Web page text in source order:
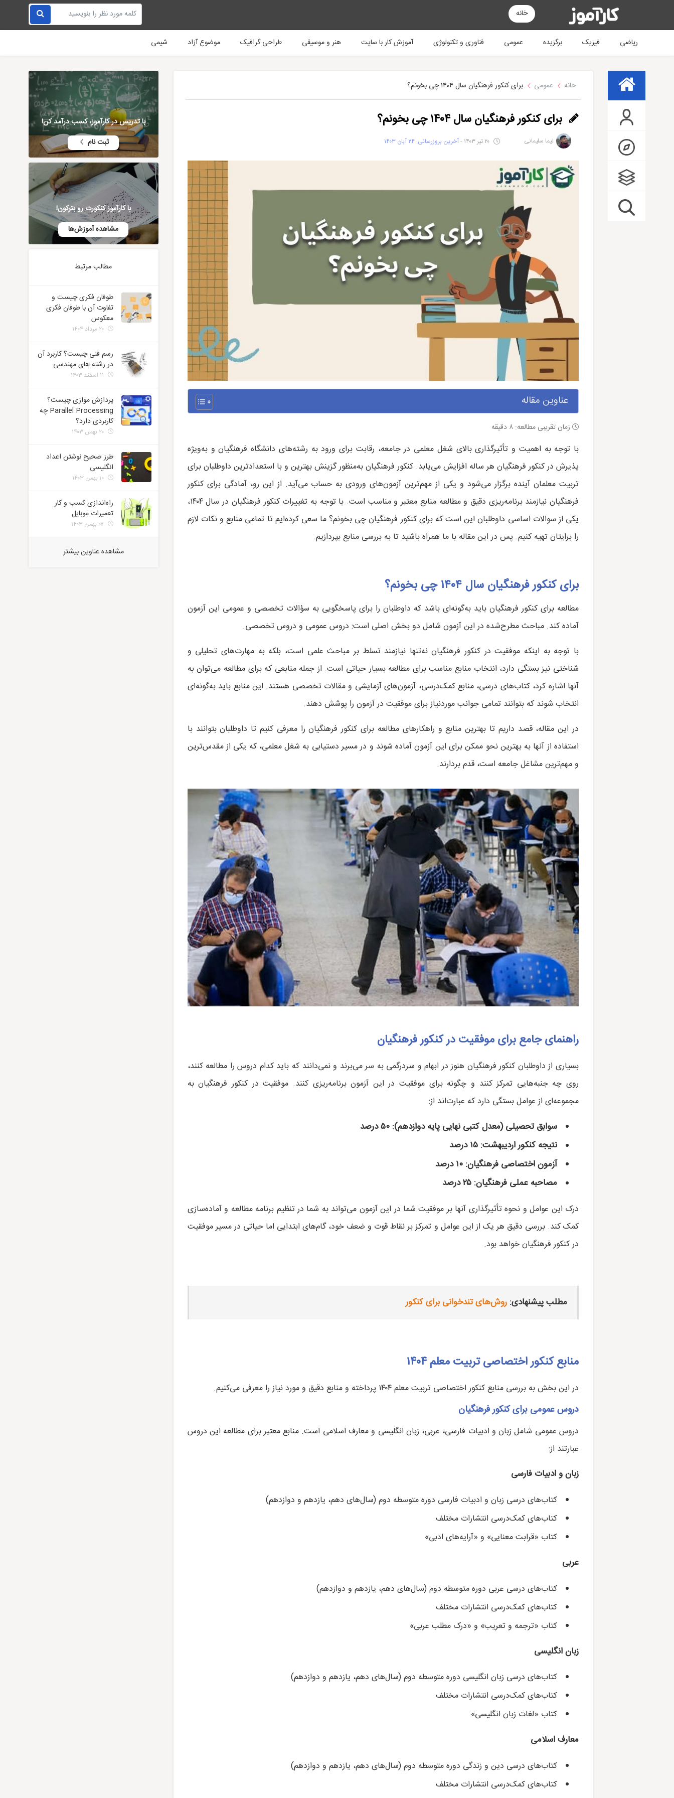
خانه
ریاضی فیزیک برگزیده عمومی فناوری و تکنولوژی آموزش کار با سایت هنر و موسیقی طراحی گرافیک موضوع آزاد شیمی
خانه عمومی برای کنکور فرهنگیان سال ۱۴۰۴ چی بخونم؟
برای کنکور فرهنگیان سال ۱۴۰۴ چی بخونم؟
نیما سلیمانی - آخرین بروزرسانی: ۲۴ آبان ۱۴۰۳
عناوین مقاله
زمان تقریبی مطالعه: ۸ دقیقه
با توجه به اهمیت و تأثیرگذاری بالای شغل معلمی در جامعه، رقابت برای ورود به رشته‌های دانشگاه فرهنگیان و به‌ویژه
پذیرش در کنکور فرهنگیان هر ساله افزایش می‌یابد. کنکور فرهنگیان به‌منظور گزینش بهترین و با استعدادترین داوطلبان برای
تربیت معلمان آینده برگزار می‌شود و یکی از مهم‌ترین آزمون‌های ورودی به حساب می‌آید. از این رو، آمادگی برای کنکور
فرهنگیان نیازمند برنامه‌ریزی دقیق و مطالعه منابع معتبر و مناسب است.
با توجه به تغییرات کنکور فرهنگیان در سال ۱۴۰۴،
یکی از سوالات اساسی داوطلبان این است که برای کنکور فرهنگیان چی بخونم؟ ما سعی کرده‌ایم تا تمامی منابع و نکات لازم
را برایتان تهیه کنیم. پس در این مقاله با ما همراه باشید تا به بررسی منابع بپردازیم.
برای کنکور فرهنگیان سال ۱۴۰۴ چی بخونم؟
مطالعه برای کنکور فرهنگیان باید به‌گونه‌ای باشد که داوطلبان را برای پاسخگویی به سؤالات تخصصی و عمومی این آزمون
آماده کند. مباحث مطرح‌شده در این آزمون شامل دو بخش اصلی است: دروس عمومی و دروس تخصصی.
با توجه به اینکه موفقیت در کنکور فرهنگیان نه‌تنها نیازمند تسلط بر مباحث علمی است، بلکه به مهارت‌های تحلیلی و
شناختی نیز بستگی دارد، انتخاب منابع مناسب برای مطالعه بسیار حیاتی است. از جمله منابعی که برای مطالعه می‌توان به
آنها اشاره کرد، کتاب‌های درسی، منابع کمک‌درسی، آزمون‌های آزمایشی و مقالات تخصصی هستند. این منابع باید به‌گونه‌ای
انتخاب شوند که بتوانند تمامی جوانب موردنیاز برای موفقیت در آزمون را پوشش دهند.
در این مقاله، قصد داریم تا بهترین منابع و راهکارهای مطالعه برای کنکور فرهنگیان را معرفی کنیم تا داوطلبان بتوانند با
استفاده از آنها به بهترین نحو ممکن برای این آزمون آماده شوند و در مسیر دستیابی به شغل معلمی، که یکی از مقدس‌ترین
و مهم‌ترین مشاغل جامعه است، قدم بردارند.
راهنمای جامع برای موفقیت در کنکور فرهنگیان
بسیاری از داوطلبان کنکور فرهنگیان هنوز در ابهام و سردرگمی به سر می‌برند و نمی‌دانند که باید کدام دروس را مطالعه کنند،
روی چه جنبه‌هایی تمرکز کنند و چگونه برای موفقیت در این آزمون برنامه‌ریزی کنند. موفقیت در کنکور فرهنگیان به
مجموعه‌ای از عوامل بستگی دارد که عبارت‌اند از:
سوابق تحصیلی (معدل کتبی نهایی پایه دوازدهم): ۵۰ درصد
نتیجه کنکور اردیبهشت: ۱۵ درصد
آزمون اختصاصی فرهنگیان: ۱۰ درصد
مصاحبه عملی فرهنگیان: ۲۵ درصد
درک این عوامل و نحوه تأثیرگذاری آنها بر موفقیت شما در این آزمون می‌تواند به شما در تنظیم برنامه مطالعه و آماده‌سازی
کمک کند. بررسی دقیق هر یک از این عوامل و تمرکز بر نقاط قوت و ضعف خود، گام‌های ابتدایی اما حیاتی در مسیر موفقیت
در کنکور فرهنگیان خواهد بود.
مطلب پیشنهادی: روش‌های تندخوانی برای کنکور
منابع کنکور اختصاصی تربیت معلم ۱۴۰۴
در این بخش به بررسی منابع کنکور اختصاصی تربیت معلم ۱۴۰۴ پرداخته و منابع دقیق و مورد نیاز را معرفی می‌کنیم.
دروس عمومی برای کنکور فرهنگیان
دروس عمومی شامل زبان و ادبیات فارسی، عربی، زبان انگلیسی و معارف اسلامی است. منابع معتبر برای مطالعه این دروس
عبارتند از:
زبان و ادبیات فارسی
کتاب‌های درسی زبان و ادبیات فارسی دوره متوسطه دوم (سال‌های دهم، یازدهم و دوازدهم)
کتاب‌های کمک‌درسی انتشارات مختلف
کتاب «قرابت معنایی» و «آرایه‌های ادبی»
عربی
کتاب‌های درسی عربی دوره متوسطه دوم (سال‌های دهم، یازدهم و دوازدهم)
کتاب‌های کمک‌درسی انتشارات مختلف
کتاب «ترجمه و تعریب» و «درک مطلب عربی»
زبان انگلیسی
کتاب‌های درسی زبان انگلیسی دوره متوسطه دوم (سال‌های دهم، یازدهم و دوازدهم)
کتاب‌های کمک‌درسی انتشارات مختلف
کتاب «لغات زبان انگلیسی»
معارف اسلامی
کتاب‌های درسی دین و زندگی دوره متوسطه دوم (سال‌های دهم، یازدهم و دوازدهم)
کتاب‌های کمک‌درسی انتشارات مختلف
با تدریس در کارآموز، کسب درآمد کن!
ثبت نام
با کارآموز کنکورت رو بترکون!
مشاهده آموزش‌ها
مطالب مرتبط
طوفان فکری چیست و
تفاوت آن با طوفان فکری
معکوس
۲۰ مرداد ۱۴۰۴
رسم فنی چیست؟ کاربرد آن
در رشته های مهندسی
پردازش موازی چیست؟
Parallel Processing چه
کاربردی دارد؟
۲۰ بهمن ۱۴۰۳
طرز صحیح نوشتن اعداد
انگلیسی
۱۰ بهمن ۱۴۰۳
راه‌اندازی کسب و کار
تعمیرات موبایل
مشاهده عناوین بیشتر